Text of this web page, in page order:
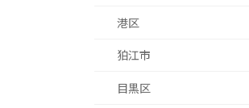
港区
狛江市
目黒区